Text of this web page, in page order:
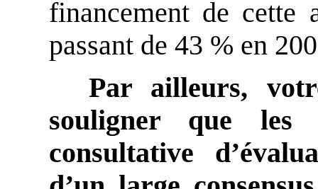
financement de cette
passant de 43 % en
Par ailleurs,
souligner que les
consultative